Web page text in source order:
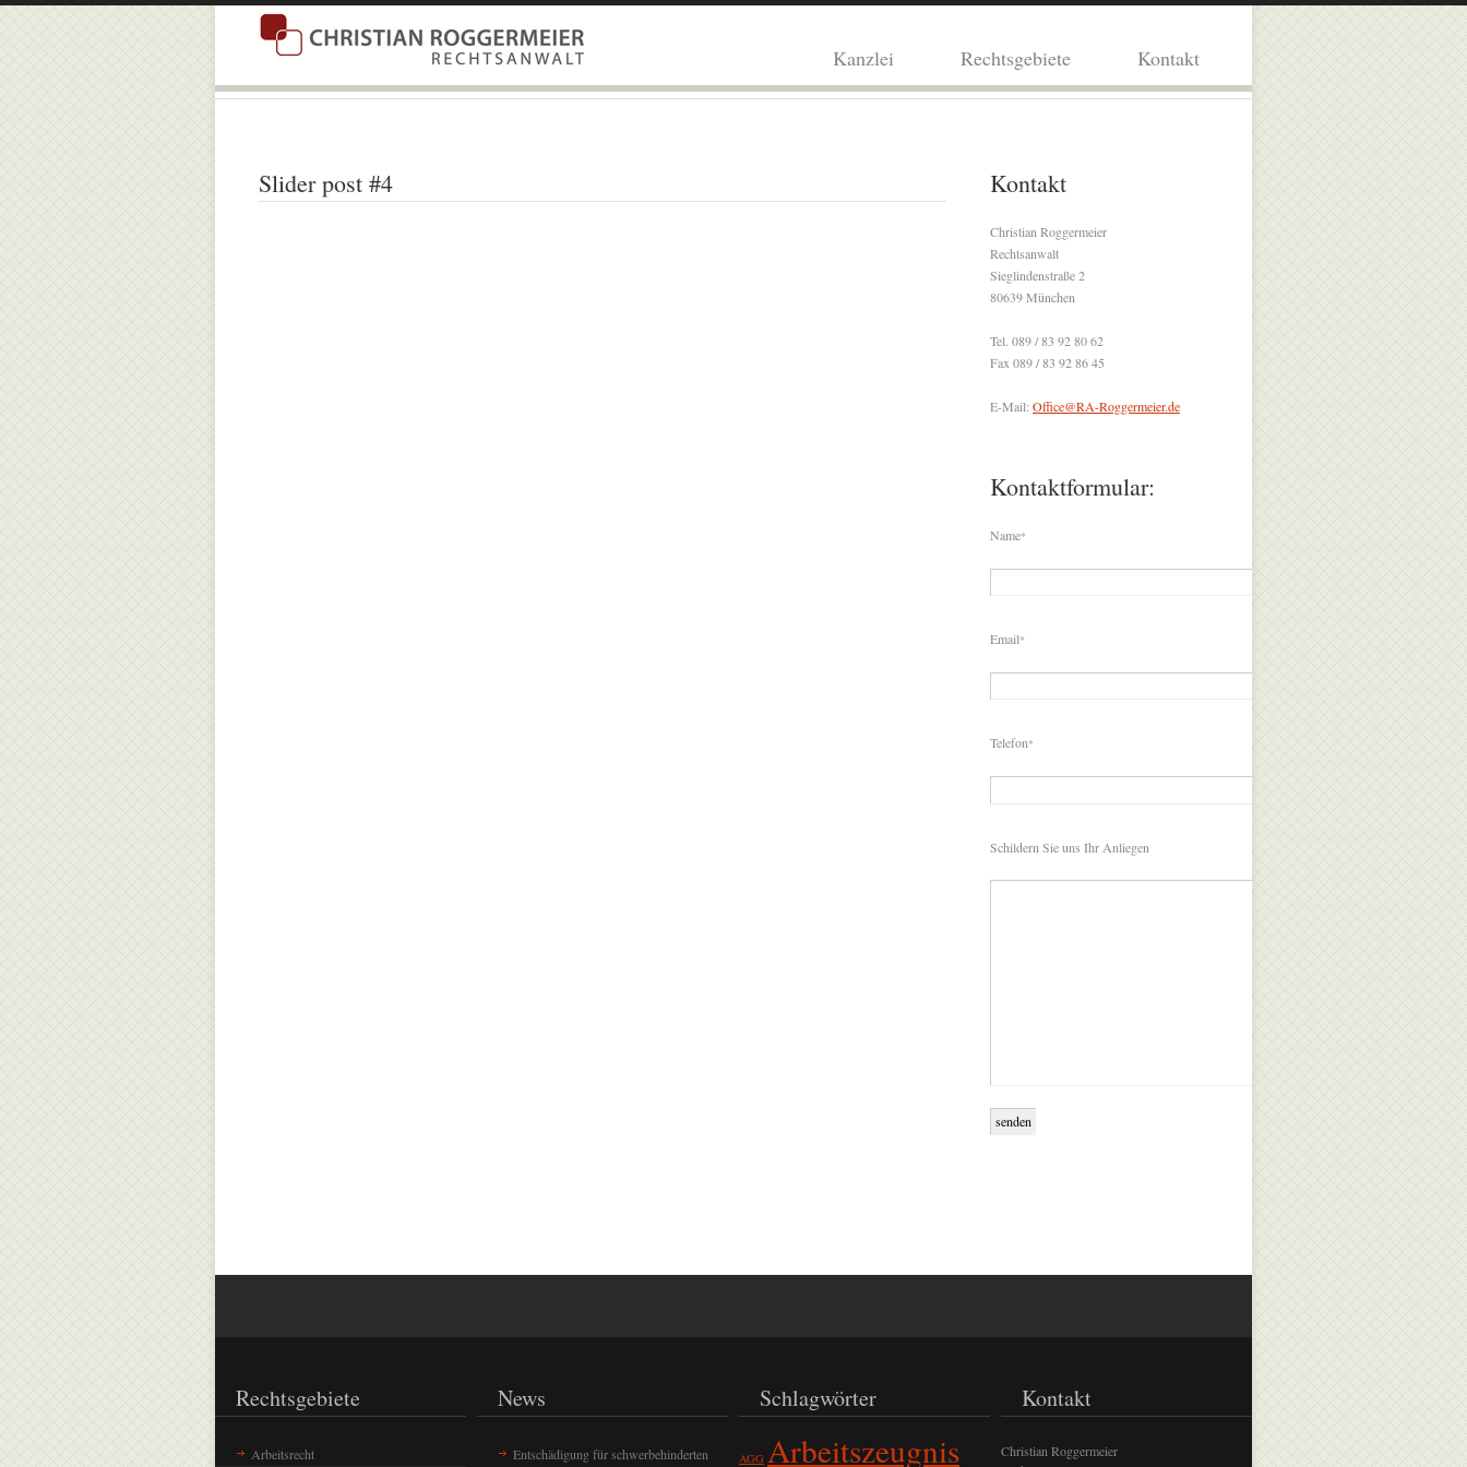
Kanzlei Rechtsgebiete Kontakt
Slider post #4 Kontakt
Christian Roggermeier
Rechtsanwalt
Sieglindenstraße 2
80639 München
Tel. 089 / 83 92 80 62
Fax 089 / 83 92 86 45
E-Mail: Office@RA-Roggermeier.de
Kontaktformular:
Name*
Email*
Telefon*
Schildern Sie uns Ihr Anliegen
Rechtsgebiete
Arbeitsrecht
News
Entschädigung für schwerbehinderten
Schlagwörter
AGG Arbeitszeugnis
Kontakt
Christian Roggermeier